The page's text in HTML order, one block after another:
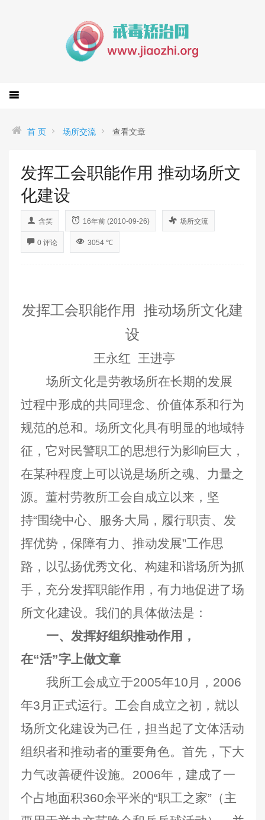
首 页 场所交流 查看文章
发挥工会职能作用 推动场所文
化建设
含笑 16年前 (2010-09-26) 场所交流
0 评论 3054 ℃
发挥工会职能作用 推动场所文化建
设
王永红 王进亭
场所文化是劳教场所在长期的发展
过程中形成的共同理念、价值体系和行为
规范的总和。场所文化具有明显的地域特
征，它对民警职工的思想行为影响巨大，
在某种程度上可以说是场所之魂、力量之
源。董村劳教所工会自成立以来，坚
持“围绕中心、服务大局，履行职责、发
挥优势，保障有力、推动发展”工作思
路，以弘扬优秀文化、构建和谐场所为抓
手，充分发挥职能作用，有力地促进了场
所文化建设。我们的具体做法是：
一、发挥好组织推动作用，
在“活”字上做文章
我所工会成立于2005年10月，2006
年3月正式运行。工会自成立之初，就以
场所文化建设为己任，担当起了文体活动
组织者和推动者的重要角色。首先，下大
力气改善硬件设施。2006年，建成了一
个占地面积360余平米的“职工之家”（主